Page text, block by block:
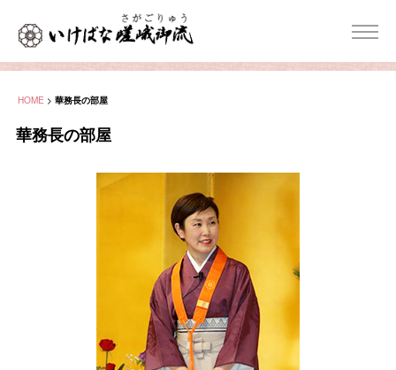
HOME > 華務長の部屋
華務長の部屋